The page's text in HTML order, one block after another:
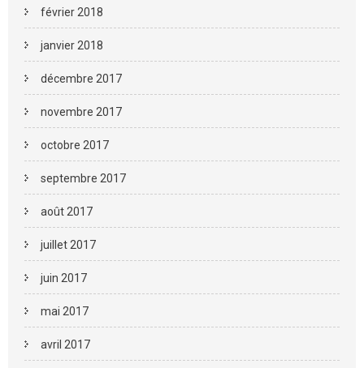
février 2018
janvier 2018
décembre 2017
novembre 2017
octobre 2017
septembre 2017
août 2017
juillet 2017
juin 2017
mai 2017
avril 2017